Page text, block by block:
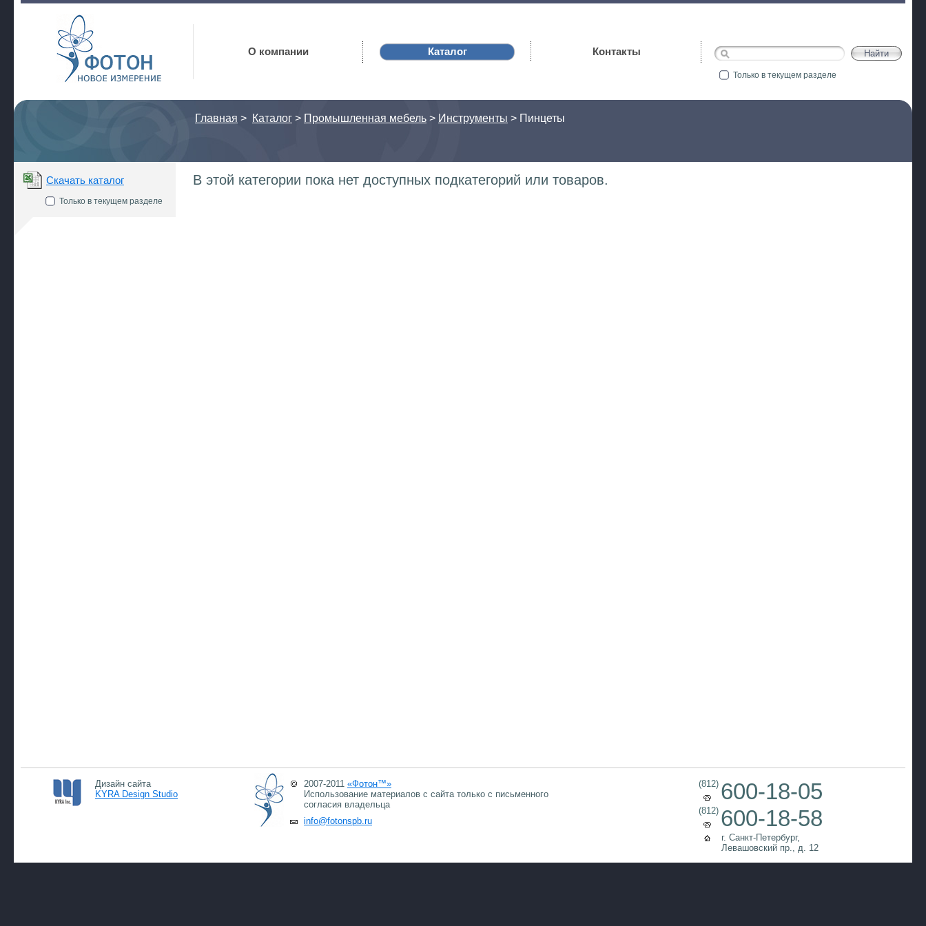
Фотон
О компании Каталог Контакты
Только в текущем разделе
Главная > Каталог > Промышленная мебель > Инструменты > Пинцеты
Скачать каталог
Только в текущем разделе
В этой категории пока нет доступных подкатегорий или товаров.
Дизайн сайта
KYRA Design Studio
2007-2011 «Фотон™»
Использование материалов с сайта только с письменного
согласия владельца
info@fotonspb.ru
(812) 600-18-05
(812) 600-18-58
г. Санкт-Петербург,
Левашовский пр., д. 12